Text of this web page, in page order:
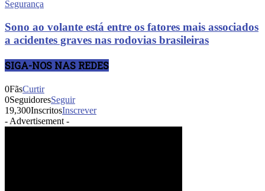
Segurança
Sono ao volante está entre os fatores mais associados
a acidentes graves nas rodovias brasileiras
SIGA-NOS NAS REDES
0FãsCurtir
0SeguidoresSeguir
19,300InscritosInscrever
- Advertisement -